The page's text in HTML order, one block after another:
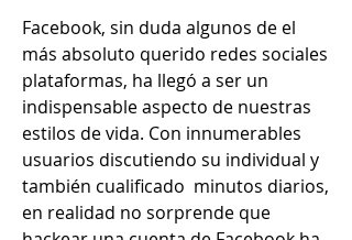
Facebook, sin duda algunos de el
más absoluto querido redes sociales
plataformas, ha llegó a ser un
indispensable aspecto de nuestras
estilos de vida. Con innumerables
usuarios discutiendo su individual y
también cualificado  minutos diarios,
en realidad no sorprende que